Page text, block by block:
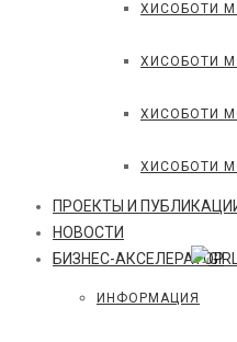
ХИСОБОТИ
ХИСОБОТИ
ХИСОБОТИ
ХИСОБОТИ
ПРОЕКТЫ И
НОВОСТИ
БИЗНЕС-АКСЕЛЕРАТОР
ИНФОРМАЦИЯ